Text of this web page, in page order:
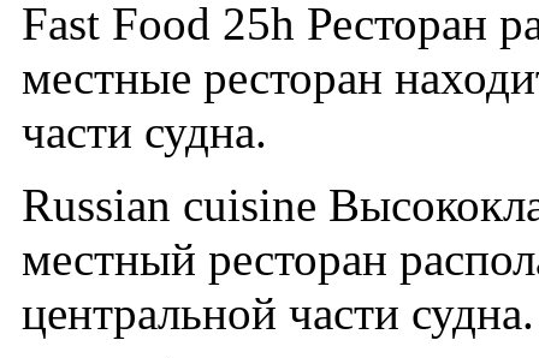
Fast Food 25h Ресторан
местные ресторан
части судна.
Russian cuisine
местный ресторан
центральной части судна.